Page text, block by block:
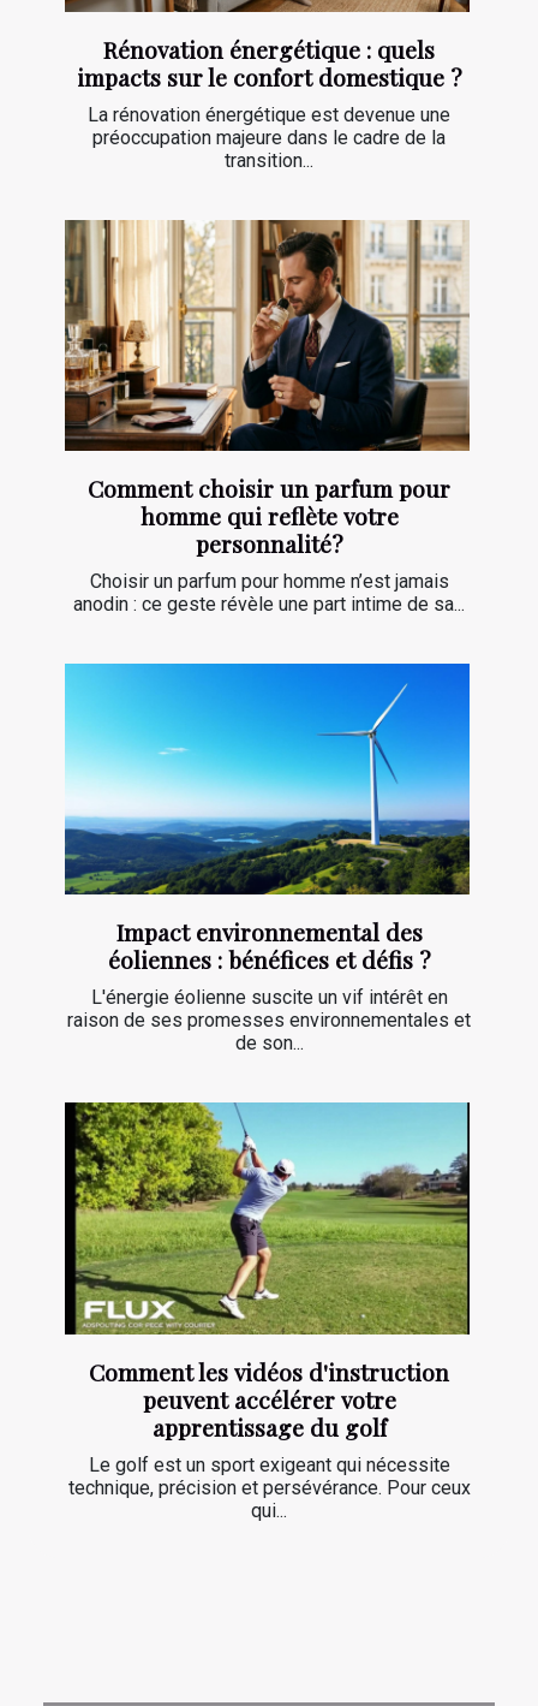
Rénovation énergétique : quels
impacts sur le confort domestique ?
La rénovation énergétique est devenue une
préoccupation majeure dans le cadre de la
transition...
Comment choisir un parfum pour
homme qui reflète votre
personnalité?
Choisir un parfum pour homme n’est jamais
anodin : ce geste révèle une part intime de sa...
Impact environnemental des
éoliennes : bénéfices et défis ?
L'énergie éolienne suscite un vif intérêt en
raison de ses promesses environnementales et
de son...
Comment les vidéos d'instruction
peuvent accélérer votre
apprentissage du golf
Le golf est un sport exigeant qui nécessite
technique, précision et persévérance. Pour ceux
qui...